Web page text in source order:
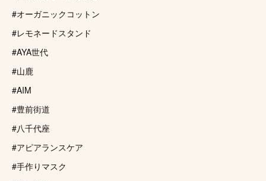
#オーガニックコットン
#レモネードスタンド
#AYA世代
#山鹿
#AIM
#豊前街道
#八千代座
#アピアランスケア
#手作りマスク